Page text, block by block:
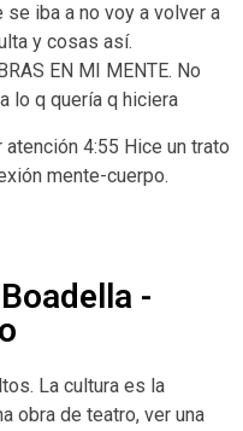
iba a no voy a volver a
y cosas así.
EN MI MENTE. No
lo q quería q hiciera
4:55 Hice un trato
mente-cuerpo.
-
La cultura es la
obra de teatro, ver una